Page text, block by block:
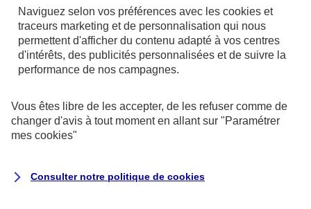
surwww.orias.fr)
AXA Assistance France Assurances,
S.A au capital de 51 429 430,40 €,
Siège social :
8-10, rue Paul Vaillant Couturier
Naviguez selon vos préférences avec les cookies et
traceurs marketing et de personnalisation qui nous
permettent d'afficher du contenu adapté à vos centres
d'intérêts, des publicités personnalisées et de suivre la
performance de nos campagnes.
Vous êtes libre de les accepter, de les refuser comme de
changer d'avis à tout moment en allant sur "Paramétrer
mes cookies"
Consulter notre politique de cookies